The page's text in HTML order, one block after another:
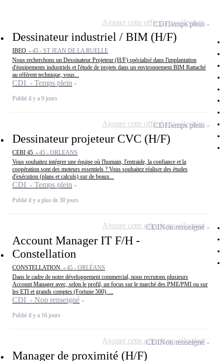
Dessinateur industriel / BIM (H/F)
IBEO - 45 - ST JEAN DE LA RUELLE
Nous recherchons un Dessinateur Projeteur (H/F) spécialisé dans l'implantation
d'équipements industriels et l'étude de projets dans un environnement BIM Rattaché
au référent technique, vous...
CDI - Temps plein
Publié il y a 9 jours
CDITemps plein
Ajouter cette offre à ma sélection
Dessinateur projeteur CVC (H/F)
CEBI 45 - 45 - ORLEANS
Vous souhaitez intégrer une équipe où l'humain, l'entraide, la confiance et la
coopération sont des moteurs essentiels ? Vous souhaitez réaliser des études
d'exécution (plans et calculs) sur de beaux...
CDI - Temps plein
Publié il y a plus de 30 jours
CDITemps plein
Ajouter cette offre à ma sélection
Account Manager IT F/H -
Constellation
CONSTELLATION - 45 - ORLÉANS
Dans le cadre de notre développement commercial, nous recrutons plusieurs
Account Manager avec, selon le profil, un focus sur le marché des PME/PMI ou sur
les ETI et grands comptes (Fortune 500). ...
CDI - Non renseigné
Publié il y a 16 jours
CDINon renseigné
Ajouter cette offre à ma sélection
Manager de proximité (H/F)
CDINon renseigné
Ajouter cette offre à ma sélection